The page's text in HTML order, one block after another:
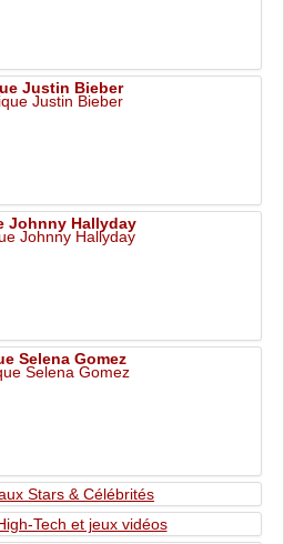
Justin Bieber
Johnny Hallyday
Selena Gomez
Stars & Célébrités
Tech et jeux vidéos